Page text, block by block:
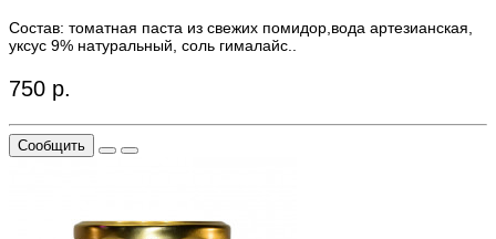
Состав: томатная паста из свежих помидор,вода артезианская,
уксус 9% натуральный, соль гималайс..
750 р.
Сообщить